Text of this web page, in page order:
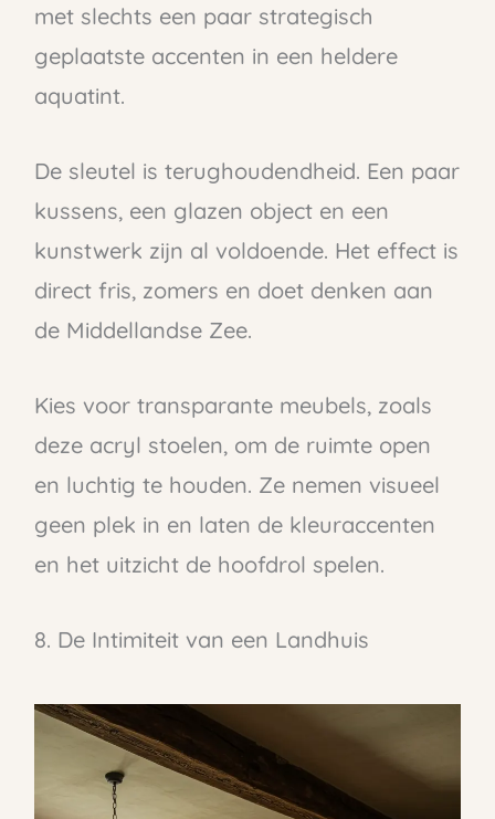
met slechts een paar strategisch
geplaatste accenten in een heldere
aquatint.
De sleutel is terughoudendheid. Een paar
kussens, een glazen object en een
kunstwerk zijn al voldoende. Het effect is
direct fris, zomers en doet denken aan
de Middellandse Zee.
Kies voor transparante meubels, zoals
deze acryl stoelen, om de ruimte open
en luchtig te houden. Ze nemen visueel
geen plek in en laten de kleuraccenten
en het uitzicht de hoofdrol spelen.
8. De Intimiteit van een Landhuis